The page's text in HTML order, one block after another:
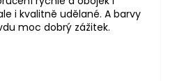
i kvalitně udělané. A barvy
moc dobrý zážitek.